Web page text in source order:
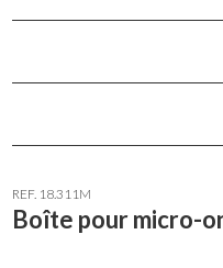
REF. 18.311M
Boîte pour micro-